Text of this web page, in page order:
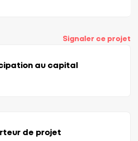
Signaler ce projet
au capital
de projet